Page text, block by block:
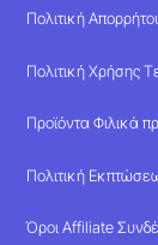
Πολιτική
Πολιτική Χρήσης
Προϊόντα Φιλικά
Πολιτική
Όροι Affiliate